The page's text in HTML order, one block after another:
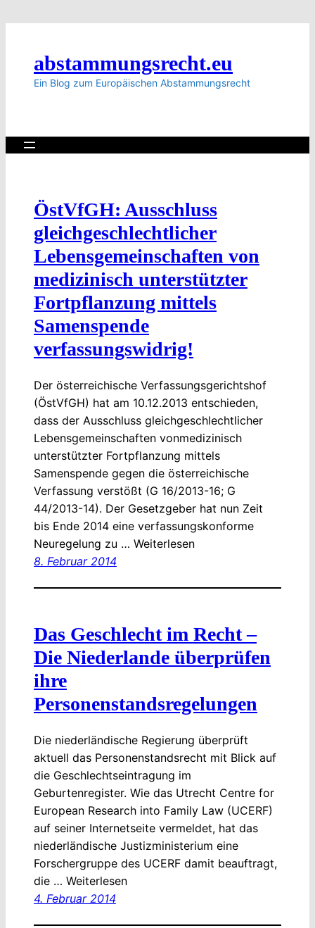
abstammungsrecht.eu
Ein Blog zum Europäischen Abstammungsrecht
ÖstVfGH: Ausschluss
gleichgeschlechtlicher
Lebensgemeinschaften von
medizinisch unterstützter
Fortpflanzung mittels
Samenspende
verfassungswidrig!
Der österreichische Verfassungsgerichtshof
(ÖstVfGH) hat am 10.12.2013 entschieden,
dass der Ausschluss gleichgeschlechtlicher
Lebensgemeinschaften vonmedizinisch
unterstützter Fortpflanzung mittels
Samenspende gegen die österreichische
Verfassung verstößt (G 16/2013-16; G
44/2013-14). Der Gesetzgeber hat nun Zeit
bis Ende 2014 eine verfassungskonforme
Neuregelung zu … Weiterlesen
8. Februar 2014
Das Geschlecht im Recht –
Die Niederlande überprüfen
ihre
Personenstandsregelungen
Die niederländische Regierung überprüft
aktuell das Personenstandsrecht mit Blick auf
die Geschlechtseintragung im
Geburtenregister. Wie das Utrecht Centre for
European Research into Family Law (UCERF)
auf seiner Internetseite vermeldet, hat das
niederländische Justizministerium eine
Forschergruppe des UCERF damit beauftragt,
die … Weiterlesen
4. Februar 2014